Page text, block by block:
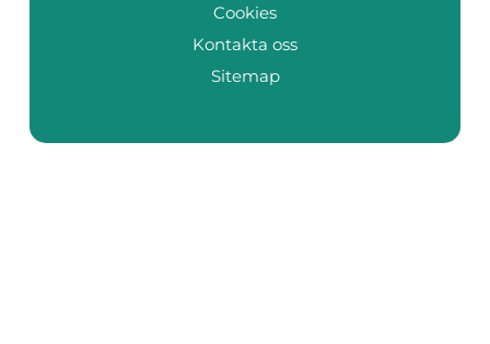
Cookies
Kontakta oss
Sitemap